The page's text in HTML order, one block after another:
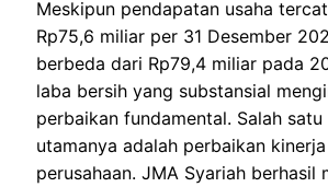
Meskipun pendapatan usaha
Rp75,6 miliar per 31 Desember
berbeda dari Rp79,4 miliar pada
laba bersih yang substansial
perbaikan fundamental. Salah
utamanya adalah perbaikan kinerja
perusahaan. JMA Syariah berhasil